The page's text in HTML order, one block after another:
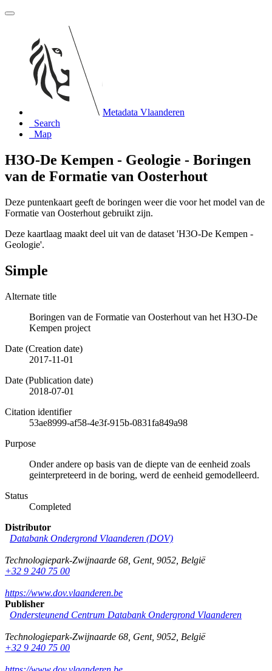
Metadata Vlaanderen
Search
Map
H3O-De Kempen - Geologie - Boringen
van de Formatie van Oosterhout
Deze puntenkaart geeft de boringen weer die voor het model van de
Formatie van Oosterhout gebruikt zijn.
Deze kaartlaag maakt deel uit van de dataset 'H3O-De Kempen -
Geologie'.
Simple
Alternate title
Boringen van de Formatie van Oosterhout van het H3O-De
Kempen project
Date (Creation date)
2017-11-01
Date (Publication date)
2018-07-01
Citation identifier
53ae8999-af58-4e3f-915b-0831fa849a98
Purpose
Onder andere op basis van de diepte van de eenheid zoals
geinterpreteerd in de boring, werd de eenheid gemodelleerd.
Status
Completed
Distributor
Databank Ondergrond Vlaanderen (DOV)
Technologiepark-Zwijnaarde 68 Gent, 9052 België
+32 9 240 75 00
https://www.dov.vlaanderen.be
Publisher
Ondersteunend Centrum Databank Ondergrond Vlaanderen
Technologiepark-Zwijnaarde 68 Gent, 9052 België
+32 9 240 75 00